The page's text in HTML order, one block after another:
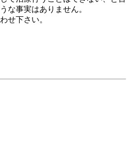
な事実はありません。
せ下さい。